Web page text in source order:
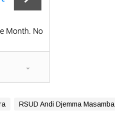
RSUD Andi Djemma Masamba